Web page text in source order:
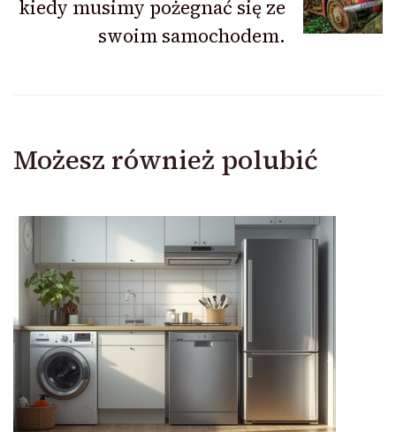
kiedy musimy pożegnać się ze
swoim samochodem.
Możesz również polubić